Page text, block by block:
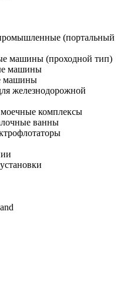
(портальный
машины (проходной тип)
машины
машины
железнодорожной
комплексы
ванны